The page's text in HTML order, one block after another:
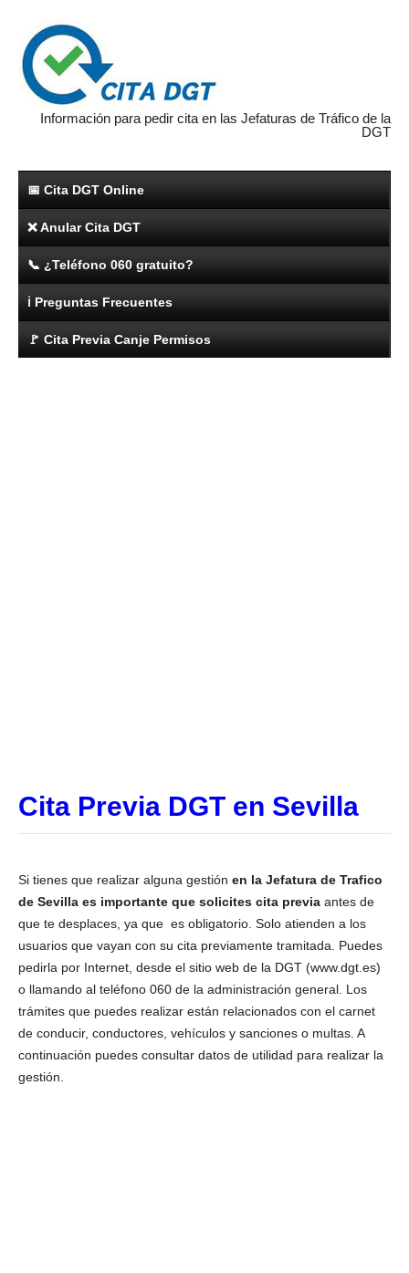
Información para pedir cita en las Jefaturas de Tráfico de la
DGT
📅 Cita DGT Online
❌ Anular Cita DGT
📞 ¿Teléfono 060 gratuito?
ℹ️ Preguntas Frecuentes
🚩 Cita Previa Canje Permisos
Cita Previa DGT en Sevilla
Si tienes que realizar alguna gestión en la Jefatura de Trafico
de Sevilla es importante que solicites cita previa antes de
que te desplaces, ya que es obligatorio. Solo atienden a los
usuarios que vayan con su cita previamente tramitada. Puedes
pedirla por Internet, desde el sitio web de la DGT (www.dgt.es)
o llamando al teléfono 060 de la administración general. Los
trámites que puedes realizar están relacionados con el carnet
de conducir, conductores, vehículos y sanciones o multas. A
continuación puedes consultar datos de utilidad para realizar la
gestión.